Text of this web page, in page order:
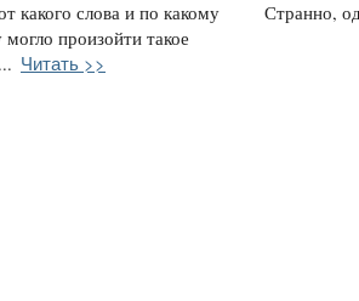
какого слова и по какому
могло произойти такое
Читать >>
Странно,